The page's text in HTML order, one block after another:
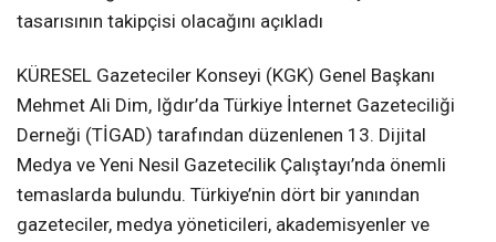
tasarısının takipçisi olacağını açıkladı
KÜRESEL Gazeteciler Konseyi (KGK) Genel Başkanı
Mehmet Ali Dim, Iğdır’da Türkiye İnternet Gazeteciliği
Derneği (TİGAD) tarafından düzenlenen 13. Dijital
Medya ve Yeni Nesil Gazetecilik Çalıştayı’nda önemli
temaslarda bulundu. Türkiye’nin dört bir yanından
gazeteciler, medya yöneticileri, akademisyenler ve